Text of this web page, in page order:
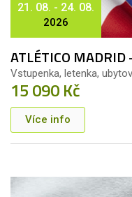
21. 08. - 24. 08.
2026
ATLÉTICO MADRID
Vstupenka, letenka,
15 090 Kč
Více info